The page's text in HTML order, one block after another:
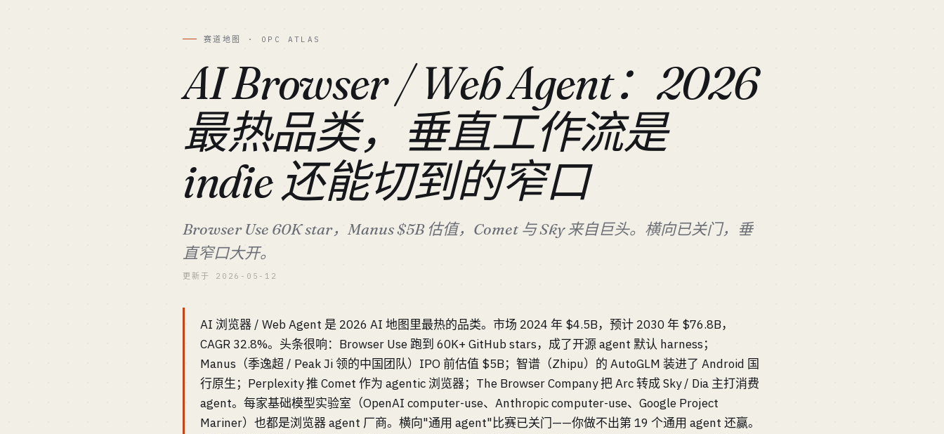
赛道地图 · OPC ATLAS
AI Browser / Web Agent：2026
最热品类，垂直工作流是
indie 还能切到的窄口
Browser Use 60K star，Manus $5B 估值，Comet 与 Sky 来自巨头。横向已关门，垂
直窄口大开。
更新于 2026-05-12
AI 浏览器 / Web Agent 是 2026 AI 地图里最热的品类。市场 2024 年 $4.5B，预计 2030 年 $76.8B，
CAGR 32.8%。头条很响：Browser Use 跑到 60K+ GitHub stars，成了开源 agent 默认 harness；
Manus（季逸超 / Peak Ji 领的中国团队）IPO 前估值 $5B；智谱（Zhipu）的 AutoGLM 装进了 Android 国
行原生；Perplexity 推 Comet 作为 agentic 浏览器；The Browser Company 把 Arc 转成 Sky / Dia 主打消费
agent。每家基础模型实验室（OpenAI computer-use、Anthropic computer-use、Google Project
Mariner）也都是浏览器 agent 厂商。横向"通用 agent"比赛已关门——你做不出第 19 个通用 agent 还赢。